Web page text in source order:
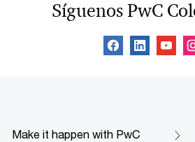
Síguenos PwC
Make it happen with PwC